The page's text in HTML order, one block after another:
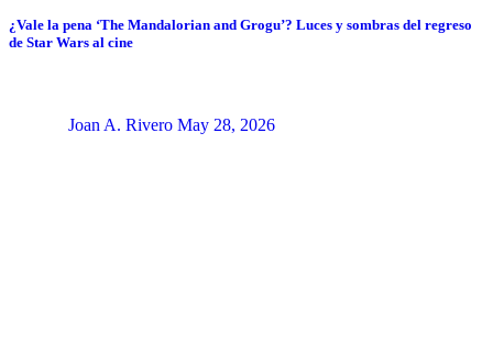
¿Vale la pena ‘The Mandalorian and Grogu’? Luces y sombras del regreso
de Star Wars al cine
Joan A. Rivero May 28, 2026